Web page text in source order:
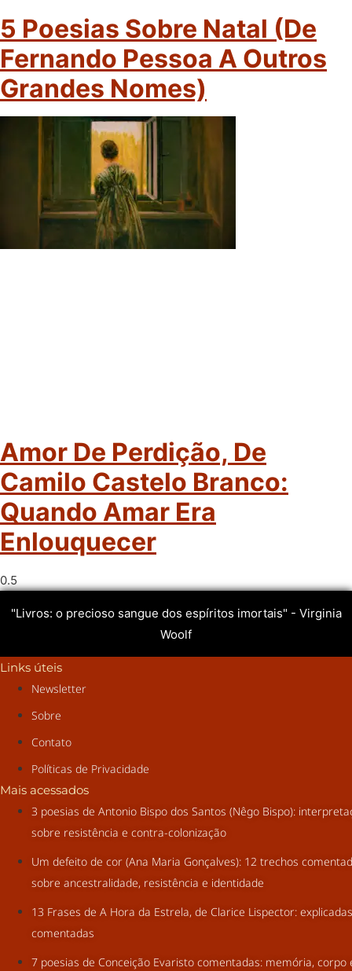
5 Poesias Sobre Natal (de
Fernando Pessoa A Outros
Grandes Nomes)
Amor De Perdição, De
Camilo Castelo Branco:
Quando Amar Era
Enlouquecer
"Livros: o precioso sangue dos espíritos imortais" - Virginia
Woolf
Links úteis
Newsletter
Sobre
Contato
Políticas de Privacidade
Mais acessados
3 poesias de Antonio Bispo dos Santos (Nêgo Bispo):
sobre resistência e contra-colonização
Um defeito de cor (Ana Maria Gonçalves): 12 trechos
sobre ancestralidade, resistência e identidade
13 Frases de A Hora da Estrela, de Clarice Lispector:
comentadas
7 poesias de Conceição Evaristo comentadas: memória, corpo